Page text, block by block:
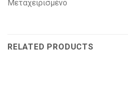
Μεταχειρισμένο
RELATED PRODUCTS